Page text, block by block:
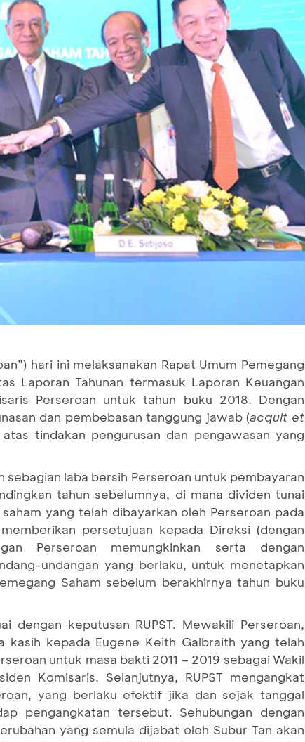
hari ini melaksanakan Rapat Umum Pemegang
Laporan Tahunan termasuk Laporan Keuangan
Perseroan untuk tahun buku 2018. Dengan
dan pembebasan tanggung jawab (acquit et
tindakan pengurusan dan pengawasan yang
laba bersih Perseroan untuk pembayaran
tahun sebelumnya, di mana dividen tunai
yang telah dibayarkan oleh Perseroan pada
persetujuan kepada Direksi (dengan
Perseroan memungkinkan serta dengan
undangan yang berlaku, untuk menetapkan
Saham sebelum berakhirnya tahun buku
dengan keputusan RUPST. Mewakili Perseroan,
kepada Eugene Keith Galbraith yang telah
untuk masa bakti 2011 – 2019 sebagai Wakil
Komisaris. Selanjutnya, RUPST mengangkat
yang berlaku efektif jika dan sejak tanggal
pengangkatan tersebut. Sehubungan dengan
yang semula dijabat oleh Subur Tan akan